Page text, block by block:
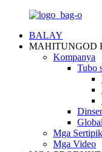
BALAY
MAHITUNGOD
Kompanya
Tubo
Mga
Mga Video